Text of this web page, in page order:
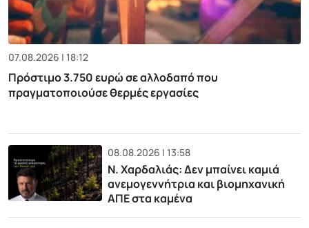
07.08.2026 | 18:12
Πρόστιμο 3.750 ευρώ σε αλλοδαπό που
πραγματοποιούσε θερμές εργασίες
08.08.2026 | 13:58
Ν. Χαρδαλιάς: Δεν μπαίνει καμιά
ανεμογεννήτρια και βιομηχανική
ΑΠΕ στα καμένα